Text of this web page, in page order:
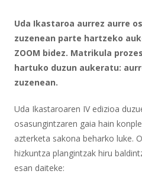
Uda Ikastaroa aurrez aurre
zuzenean parte hartzeko
ZOOM bidez. Matrikula
hartuko duzun aukeratu:
zuzenean.
Uda Ikastaroaren IV edizioa
osasungintzaren gaia hain
azterketa sakona beharko luke.
hizkuntza plangintzak hiru
esan daiteke: